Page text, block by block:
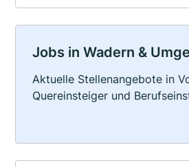
Jobs in Wadern &
Aktuelle Stellenangebote in
Quereinsteiger und